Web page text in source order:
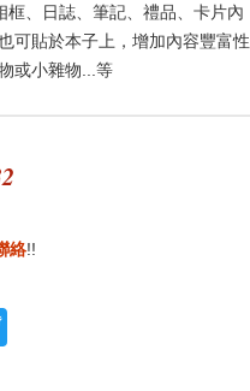
框、日誌、筆記、禮品、卡片內
可貼於本子上，增加內容豐富性
或小雜物...等
絡!!